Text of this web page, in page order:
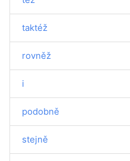
taktéž
rovněž
i
podobně
stejně